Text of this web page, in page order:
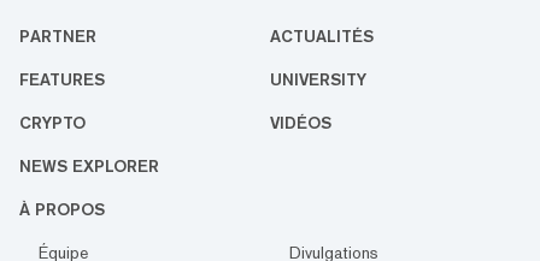
PARTNER ACTUALITÉS
FEATURES UNIVERSITY
CRYPTO VIDÉOS
NEWS EXPLORER
À PROPOS
Équipe
Divulgations